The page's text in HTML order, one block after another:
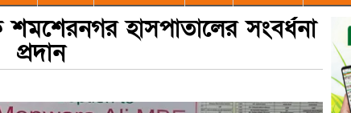
হাসপাতালের সংবর্ধনা
প্রদান